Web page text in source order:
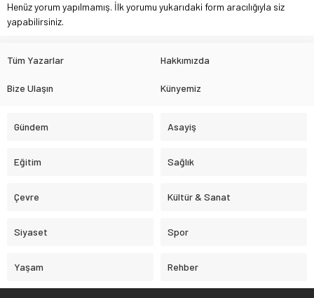
Henüz yorum yapılmamış. İlk yorumu yukarıdaki form aracılığıyla siz
yapabilirsiniz.
Tüm Yazarlar Hakkımızda
Bize Ulaşın Künyemiz
Gündem Asayiş
Eğitim Sağlık
Çevre Kültür & Sanat
Siyaset Spor
Yaşam Rehber